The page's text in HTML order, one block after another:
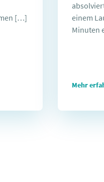
[…]
einem
Minuten
Mehr